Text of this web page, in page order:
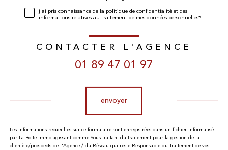
j'ai pris connaissance de la politique de confidentialité et des
informations relatives au traitement de mes données personnelles*
CONTACTER L'AGENCE
01 89 47 01 97
envoyer
Les informations recueillies sur ce formulaire sont enregistrées dans un fichier informatisé
par La Boite Immo agissant comme Sous-traitant du traitement pour la gestion de la
clientèle/prospects de l'Agence / du Réseau qui reste Responsable du Traitement de vos